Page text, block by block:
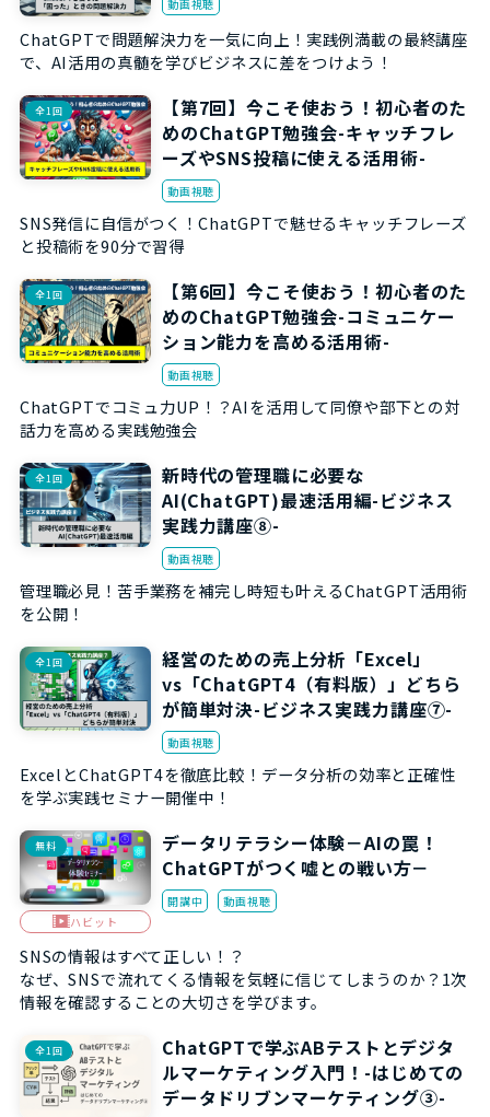
動画視聴
ChatGPTで問題解決力を一気に向上！実践例満載の最終講座
で、AI活用の真髄を学びビジネスに差をつけよう！
全1回
【第7回】今こそ使おう！初心者のた
めのChatGPT勉強会-キャッチフレ
ーズやSNS投稿に使える活用術-
動画視聴
SNS発信に自信がつく！ChatGPTで魅せるキャッチフレーズ
と投稿術を90分で習得
全1回
【第6回】今こそ使おう！初心者のた
めのChatGPT勉強会-コミュニケー
ション能力を高める活用術-
動画視聴
ChatGPTでコミュ力UP！？AIを活用して同僚や部下との対
話力を高める実践勉強会
全1回
新時代の管理職に必要な
AI(ChatGPT)最速活用編-ビジネス
実践力講座⑧-
動画視聴
管理職必見！苦手業務を補完し時短も叶えるChatGPT活用術
を公開！
全1回
経営のための売上分析「Excel」
vs「ChatGPT4（有料版）」どちら
が簡単対決-ビジネス実践力講座⑦-
動画視聴
ExcelとChatGPT4を徹底比較！データ分析の効率と正確性
を学ぶ実践セミナー開催中！
無料
ハビット
データリテラシー体験－AIの罠！
ChatGPTがつく嘘との戦い方－
開講中 動画視聴
SNSの情報はすべて正しい！？
なぜ、SNSで流れてくる情報を気軽に信じてしまうのか？1次
情報を確認することの大切さを学びます。
全1回
ChatGPTで学ぶABテストとデジタ
ルマーケティング入門！-はじめての
データドリブンマーケティング③-